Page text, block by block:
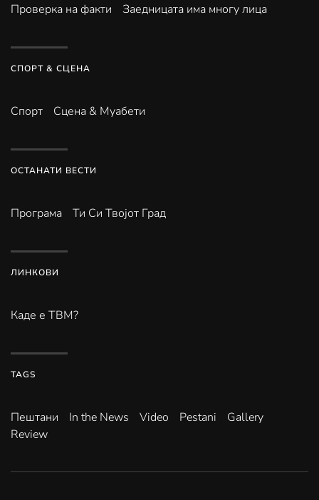
Проверка на факти
Заедницата има многу лица
СПОРТ & СЦЕНА
Спорт Сцена & Муабети
ОСТАНАТИ ВЕСТИ
Програма Ти Си Твојот Град
ЛИНКОВИ
Каде е ТВМ?
TAGS
Пештани In the News Video Pestani
Gallery
Review